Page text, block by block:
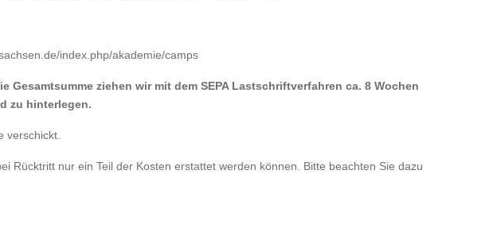
index.php/akademie/camps
Gesamtsumme ziehen wir mit dem SEPA Lastschriftverfahren ca. 8 Wochen
zu hinterlegen.
verschickt.
Rücktritt nur ein Teil der Kosten erstattet werden können. Bitte beachten Sie dazu